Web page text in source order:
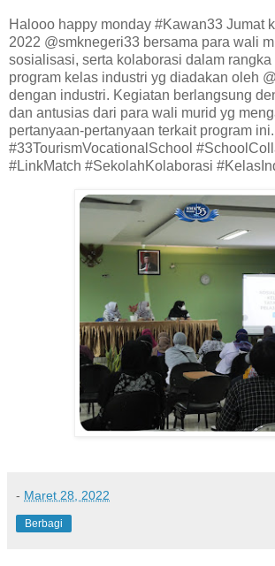
Halooo happy monday #Kawan33 Jumat
2022 @smknegeri33 bersama para wali
sosialisasi, serta kolaborasi dalam
program kelas industri yg diadakan oleh
dengan industri. Kegiatan berlangsung
dan antusias dari para wali murid yg
pertanyaan-pertanyaan terkait program
#33TourismVocationalSchool
#LinkMatch #SekolahKolaborasi
- Maret 28, 2022
Berbagi